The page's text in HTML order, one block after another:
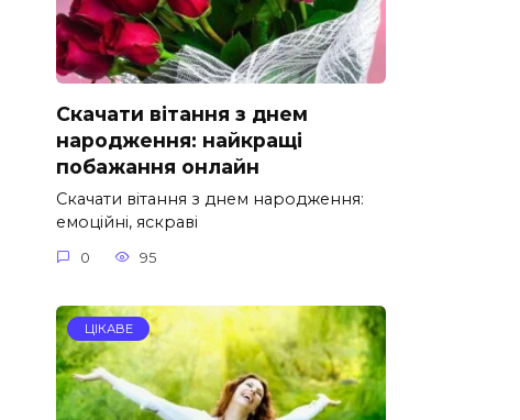
Скачати вітання з днем
народження: найкращі
побажання онлайн
Скачати вітання з днем народження:
емоційні, яскраві
0 95
ЦІКАВЕ